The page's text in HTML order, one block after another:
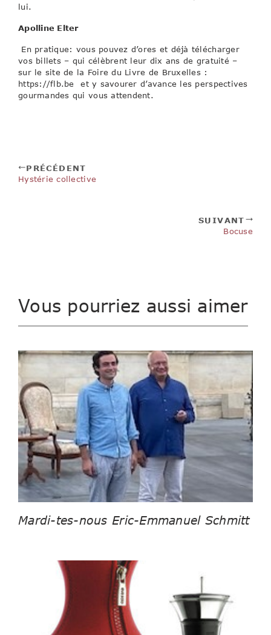
lui.
Apolline Elter
En pratique: vous pouvez d’ores et déjà télécharger
vos billets – qui célèbrent leur dix ans de gratuité –
sur le site de la Foire du Livre de Bruxelles :
https://flb.be et y savourer d’avance les perspectives
gourmandes qui vous attendent.
PRÉCÉDENT
Hystérie collective
SUIVANT
Bocuse
Vous pourriez aussi aimer
Mardi-tes-nous Eric-Emmanuel Schmitt